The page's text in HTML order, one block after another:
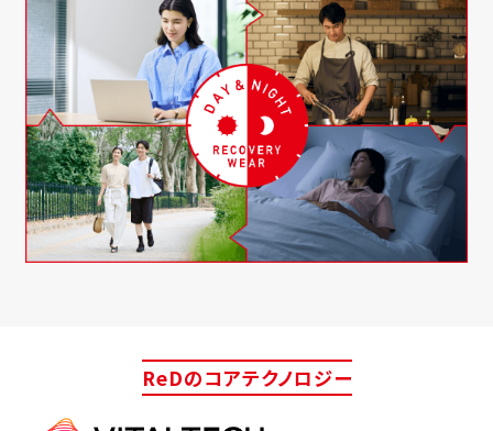
ReDのコアテクノロジー